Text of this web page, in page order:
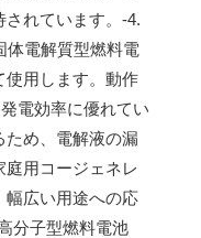
れています。-4.
体電解質型燃料電
使用します。動作
電効率に優れてい
ため、電解液の漏
用コージェネレ
幅広い用途への応
分子型燃料電池